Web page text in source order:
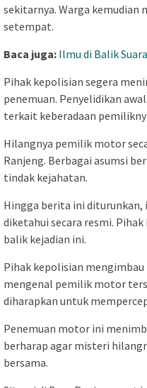
sekitarnya. Warga kemudian
setempat.
Baca juga: Ilmu di Balik
Pihak kepolisian segera
penemuan. Penyelidikan
terkait keberadaan
Hilangnya pemilik motor
Ranjeng. Berbagai asumsi
tindak kejahatan.
Hingga berita ini
diketahui secara resmi.
balik kejadian ini.
Pihak kepolisian
mengenal pemilik motor
diharapkan untuk
Penemuan motor ini
berharap agar misteri
bersama.